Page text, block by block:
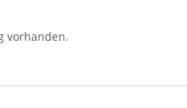
vorhanden.